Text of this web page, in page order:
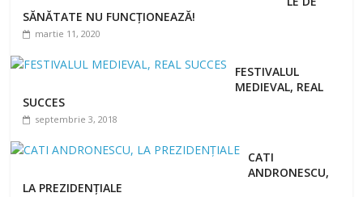
SĂNĂTATE NU FUNCȚIONEAZĂ!
martie 11, 2020
FESTIVALUL
MEDIEVAL, REAL
SUCCES
septembrie 3, 2018
CATI
ANDRONESCU,
LA PREZIDENȚIALE